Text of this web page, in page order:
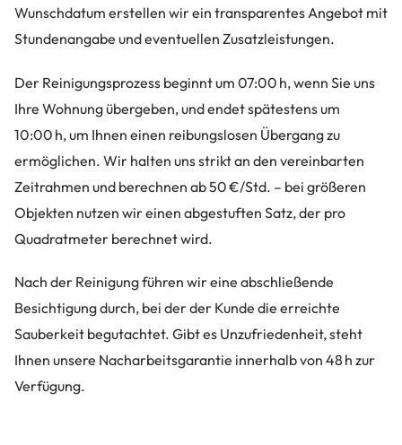
Wunschdatum erstellen wir ein transparentes Angebot mit
Stundenangabe und eventuellen Zusatzleistungen.
Der Reinigungsprozess beginnt um 07:00 h, wenn Sie uns
Ihre Wohnung übergeben, und endet spätestens um
10:00 h, um Ihnen einen reibungslosen Übergang zu
ermöglichen. Wir halten uns strikt an den vereinbarten
Zeitrahmen und berechnen ab 50 €/Std. – bei größeren
Objekten nutzen wir einen abgestuften Satz, der pro
Quadratmeter berechnet wird.
Nach der Reinigung führen wir eine abschließende
Besichtigung durch, bei der der Kunde die erreichte
Sauberkeit begutachtet. Gibt es Unzufriedenheit, steht
Ihnen unsere Nacharbeitsgarantie innerhalb von 48 h zur
Verfügung.